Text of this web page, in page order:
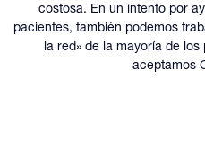
costosa. En un intento por
pacientes, también podemos
la red» de la mayoría de
aceptamos